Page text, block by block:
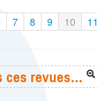
7 8 9 10 11
ces revues…